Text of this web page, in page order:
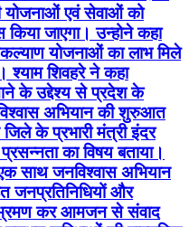
योजनाओं एवं सेवाओं को
जाएगा। उन्होने कहा
योजनाओं का लाभ मिले
श्याम शिवहरे ने कहा
के उद्देश्य से प्रदेश के
अभियान की शुरुआत
के प्रभारी मंत्री इंदर
का विषय बताया।
साथ जनविश्वास अभियान
और
भ्रमण कर आमजन से संवाद